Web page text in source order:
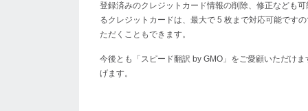
登録済みのクレジットカード情報の削除、修正なども
るクレジットカードは、最大で 5 枚まで対応可能です
ただくこともできます。
今後とも「スピード翻訳 by GMO」をご愛顧いただけ
げます。